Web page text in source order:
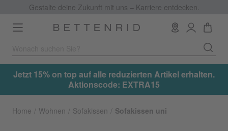
Gestalte deine Zukunft mit uns – Karriere entdecken.
Toggle
navigation
Jetzt 15% on top auf alle reduzierten Artikel erhalten.
Aktionscode: EXTRA15
Home Wohnen Sofakissen Sofakissen uni